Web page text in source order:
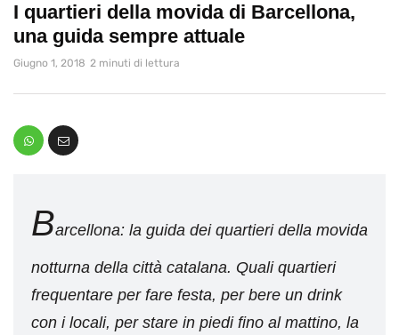
I quartieri della movida di Barcellona,
una guida sempre attuale
Giugno 1, 2018 2 minuti di lettura
Barcellona: la guida dei quartieri della movida
notturna della città catalana. Quali quartieri
frequentare per fare festa, per bere un drink
con i locali, per stare in piedi fino al mattino, la